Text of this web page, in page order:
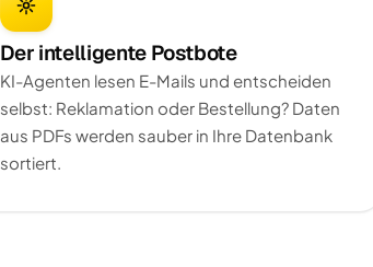
Der intelligente Postbote
KI-Agenten lesen E-Mails und entscheiden
selbst: Reklamation oder Bestellung? Daten
aus PDFs werden sauber in Ihre Datenbank
sortiert.